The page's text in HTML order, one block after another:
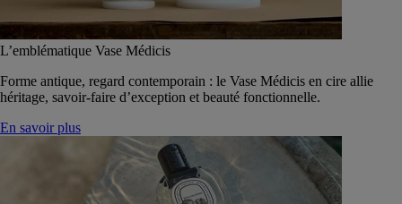
L’emblématique Vase Médicis
Forme antique, regard contemporain : le Vase Médicis en cire allie
héritage, savoir-faire d’exception et beauté fonctionnelle.
En savoir plus